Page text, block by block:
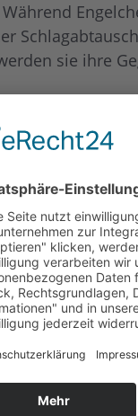
sie ihre
Dialoge
garantiert!